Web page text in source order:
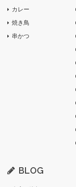
カレー
焼き鳥
串かつ
BLOG